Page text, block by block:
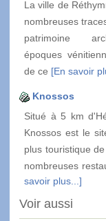
La ville de
nombreuses
patrimoine
époques
de ce [En savoir
Knossos
Situé à 5 km
Knossos est le
plus touristique
nombreuses
savoir plus...]
Voir aussi